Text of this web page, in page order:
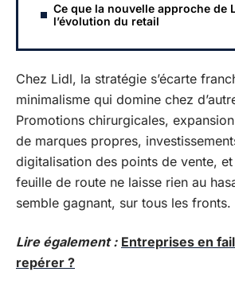
Ce que la nouvelle approche de
l’évolution du retail
Chez Lidl, la stratégie s’écarte
minimalisme qui domine chez
Promotions chirurgicales,
de marques propres,
digitalisation des points de vente,
feuille de route ne laisse rien au
semble gagnant, sur tous les fronts.
Lire également : Entreprises en
repérer ?